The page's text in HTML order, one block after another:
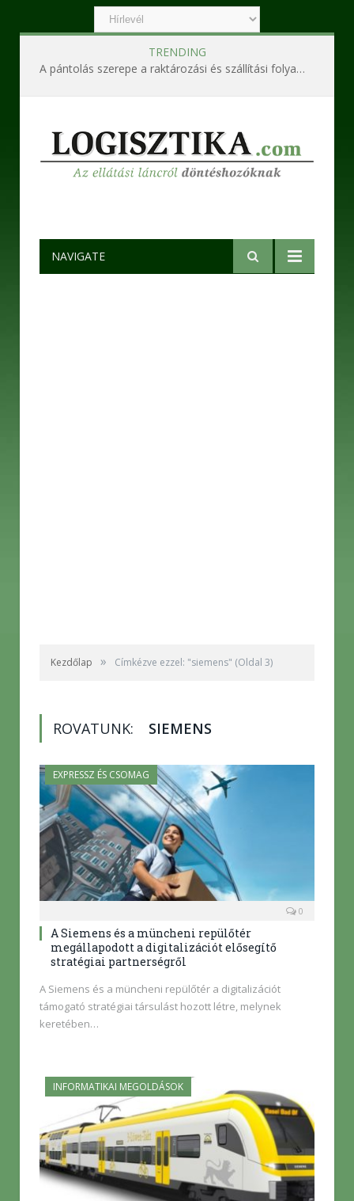
TRENDING
A pántolás szerepe a raktározási és szállítási folyamatokban
NAVIGATE
Kezdőlap » Címkézve ezzel: "siemens" (Oldal 3)
ROVATUNK: SIEMENS
EXPRESSZ ÉS CSOMAG
0
A Siemens és a müncheni repülőtér
megállapodott a digitalizációt elősegítő
stratégiai partnerségről
A Siemens és a müncheni repülőtér a digitalizációt
támogató stratégiai társulást hozott létre, melynek
keretében…
INFORMATIKAI MEGOLDÁSOK